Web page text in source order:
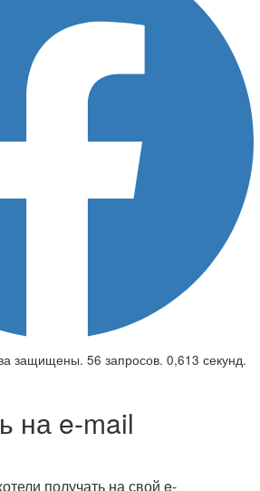
защищены. 56 запросов. 0,613 секунд.
на e-mail
получать на свой e-